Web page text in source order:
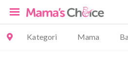
Kategori Mama